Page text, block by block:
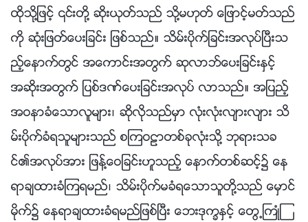
ထိုသို႔ျဖင့္ ၎တို႔ ဆိုးယုတ္သည္ သို႔မဟုတ္ ေျဖာင့္မတ္သည္
ကို ဆုံးျဖတ္ေပးျခင္း ျဖစ္သည္။ သိမ္းပိုက္ျခင္းအလုပ္ၿပီးသ
ည့္ေနာက္တြင္ အေကာင္းအတြက္ ဆုလာဘ္ေပးျခင္းႏွင့္
အဆိုးအတြက္ ျပစ္ဒဏ္ေပးျခင္းအလုပ္ လာသည္။ အျပည့္
အဝနာခံေသာလူမ်ား၊ ဆိုလိုသည္မွာ လုံးလုံးလ်ားလ်ား သိ
မ္းပိုက္ခံရသူမ်ားသည္ စၾကဝဠာတစ္ခုလုံးသို႔ ဘုရားသခ
င္၏အလုပ္အား ျဖန႔္ေဝျခင္းဟူသည့္ ေနာက္တစ္ဆင့္၌ ေန
ရာခ်ထားခံၾကရမည္၊ သိမ္းပိုက္မခံရေသာသူတို႔သည္ ေမွာင္
မိုက္၌ ေနရာခ်ထားခံရမည္ျဖစ္ၿပီး ေဘးဒုကၡႏွင့္ ေတြ႕ႀကဳံၾ